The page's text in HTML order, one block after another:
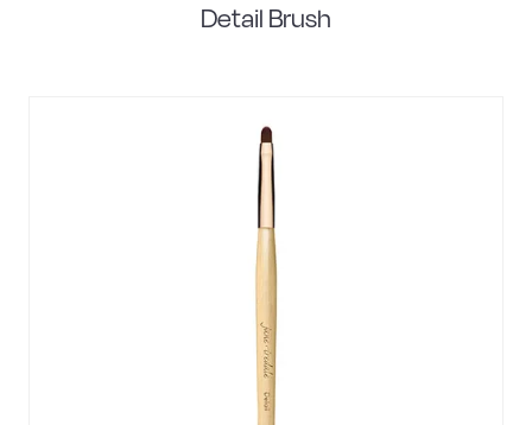
Detail Brush